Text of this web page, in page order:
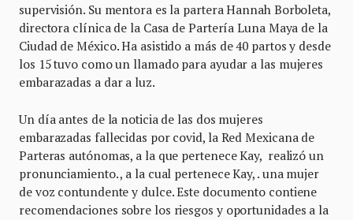
supervisión. Su mentora es la partera Hannah Borboleta,
directora clínica de la Casa de Partería Luna Maya de la
Ciudad de México. Ha asistido a más de 40 partos y desde
los 15 tuvo como un llamado para ayudar a las mujeres
embarazadas a dar a luz.
Un día antes de la noticia de las dos mujeres
embarazadas fallecidas por covid, la Red Mexicana de
Parteras autónomas, a la que pertenece Kay, realizó un
pronunciamiento. , a la cual pertenece Kay, . una mujer
de voz contundente y dulce. Este documento contiene
recomendaciones sobre los riesgos y oportunidades a la